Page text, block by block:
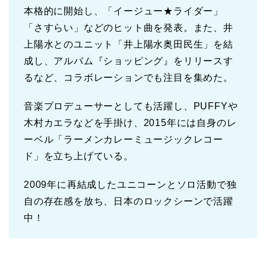
本格的に開始し、「イージュー★ライダー」
「さすらい」などのヒット曲を発表。また、井
上陽水とのユニット「井上陽水奥田民生」を結
成し、アルバム『ショッピング』をリリースす
るなど、コラボレーションでも注目を集めた。
音楽プロデューサーとしても活躍し、PUFFYや
木村カエラなどを手掛け、2015年には自身のレ
ーベル「ラーメンカレーミュージックレコー
ド」を立ち上げている。
2009年に再結成したユニコーンとソロ活動で独
自の存在感を放ち、日本のロックシーンで活躍
中！